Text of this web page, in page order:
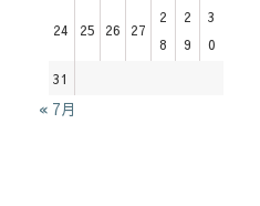
24 25 26 27
2
8
2
9
3
0
31
« 7月